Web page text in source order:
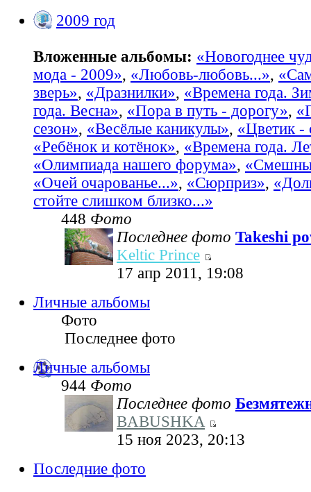
2009 год
Вложенные альбомы: «Новогоднее
мода - 2009», «Любовь-любовь...»,
зверь», «Дразнилки», «Времена года.
года. Весна», «Пора в путь - дорогу»,
сезон», «Весёлые каникулы», «Цветик -
«Ребёнок и котёнок», «Времена года.
«Олимпиада нашего форума»,
«Очей очарованье...», «Сюрприз»,
стойте слишком близко...»
448 Фото
Последнее фото Takeshi
Keltic Prince
17 апр 2011, 19:08
Личные альбомы
Фото
Последнее фото
Личные альбомы
944 Фото
Последнее фото
BABUSHKA
15 ноя 2023, 20:13
Последние фото